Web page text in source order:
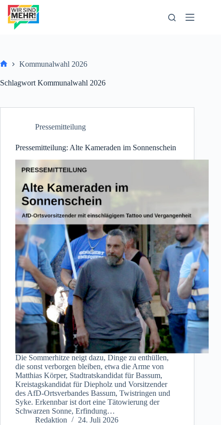
Zum
Inhalt
springen
Kommunalwahl 2026
Schlagwort Kommunalwahl 2026
Pressemitteilung
Pressemitteilung: Alte Kameraden im Sonnenschein
Die Sommerhitze neigt dazu, Dinge zu enthüllen,
die sonst verborgen bleiben, etwa die Arme von
Matthias Körper, Stadtratskandidat für Bassum,
Kreistagskandidat für Diepholz und Vorsitzender
des AfD-Ortsverbandes Bassum, Twistringen und
Syke. Erkennbar ist dort eine Tätowierung der
Schwarzen Sonne, Erfindung…
Redaktion
24. Juli 2026